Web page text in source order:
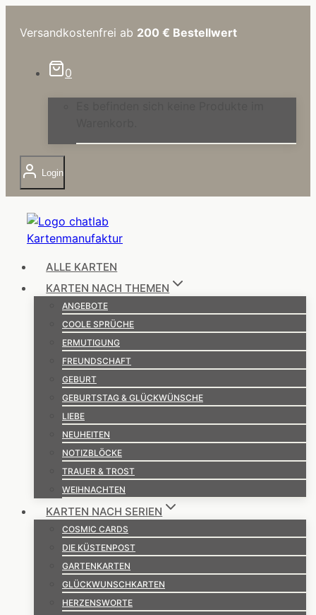
Inhalt
Versandkostenfrei ab 200 € Bestellwert
0
Login
ALLE KARTEN
KARTEN NACH THEMEN
ANGEBOTE
COOLE SPRÜCHE
ERMUTIGUNG
FREUNDSCHAFT
GEBURT
GEBURTSTAG & GLÜCKWÜNSCHE
LIEBE
NEUHEITEN
NOTIZBLÖCKE
TRAUER & TROST
WEIHNACHTEN
KARTEN NACH SERIEN
COSMIC CARDS
DIE KÜSTENPOST
GARTENKARTEN
GLÜCKWUNSCHKARTEN
HERZENSWORTE